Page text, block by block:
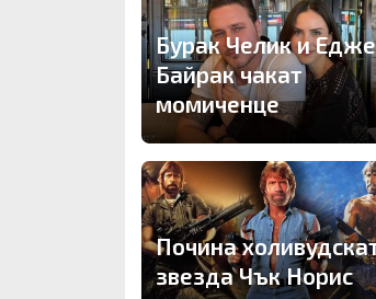
Бурак Челик и Едже
Байрак чакат
момиченце
Почина
звезда Чък Норис